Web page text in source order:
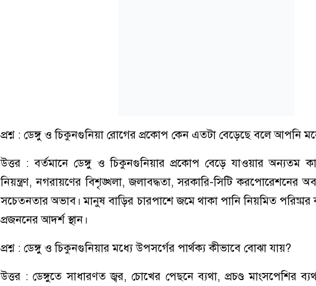
প্রশ্ন : ডেঙ্গু ও চিকুনগুনিয়া রোগের প্রকোপ কেন এতটা বেড়েছে বলে আপনি
উত্তর : বর্তমানে ডেঙ্গু ও চিকুনগুনিয়ার প্রকোপ বেড়ে যাওয়ার অন্যতম
নিয়ন্ত্রণ, নগরায়ণের বিশৃঙ্খলা, জলাবদ্ধতা, সরকারি-সিটি করপোরেশনের
সচেতনতার অভাব। মানুষ বাড়ির চারপাশে জমে থাকা পানি নিয়মিত
প্রজননের আদর্শ স্থান।
প্রশ্ন : ডেঙ্গু ও চিকুনগুনিয়ার মধ্যে উপসর্গের পার্থক্য কীভাবে বোঝা যায়?
উত্তর : ডেঙ্গুতে সাধারণত জ্বর, চোখের পেছনে ব্যথা, প্রচণ্ড মাংসপেশির